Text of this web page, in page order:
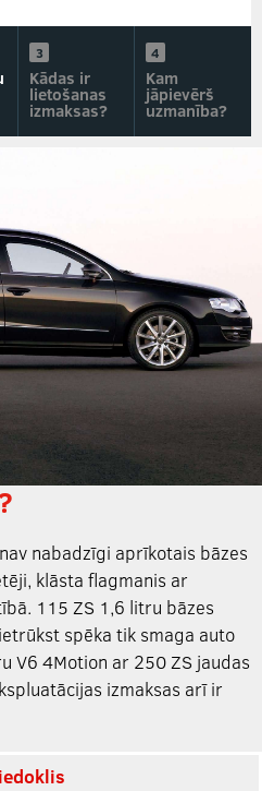
Kādas ir
lietošanas
izmaksas?
Kam
jāpievērš
uzmanība?
nabadzīgi aprīkotais bāzes
klāsta flagmanis ar
115 ZS 1,6 litru bāzes
spēka tik smaga auto
V6 4Motion ar 250 ZS jaudas
izmaksas arī ir